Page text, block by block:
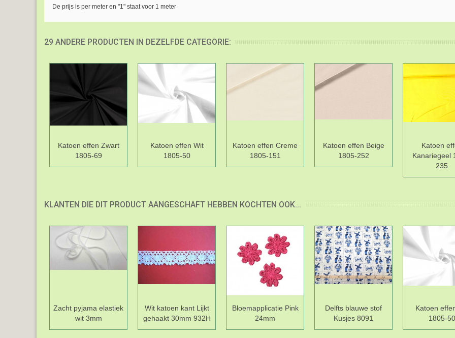
De prijs is per meter en "1" staat voor 1 meter
29 ANDERE PRODUCTEN IN DEZELFDE CATEGORIE:
Katoen effen Zwart
1805-69
Katoen effen Wit
1805-50
Katoen effen Creme
1805-151
Katoen effen Beige
1805-252
Katoen
Kanariegeel
235
KLANTEN DIE DIT PRODUCT AANGESCHAFT HEBBEN KOCHTEN OOK...
Zacht pyjama elastiek
wit 3mm
Wit katoen kant Lijkt
gehaakt 30mm 932H
Bloemapplicatie Pink
24mm
Delfts blauwe stof
Kusjes 8091
Katoen
1805-50